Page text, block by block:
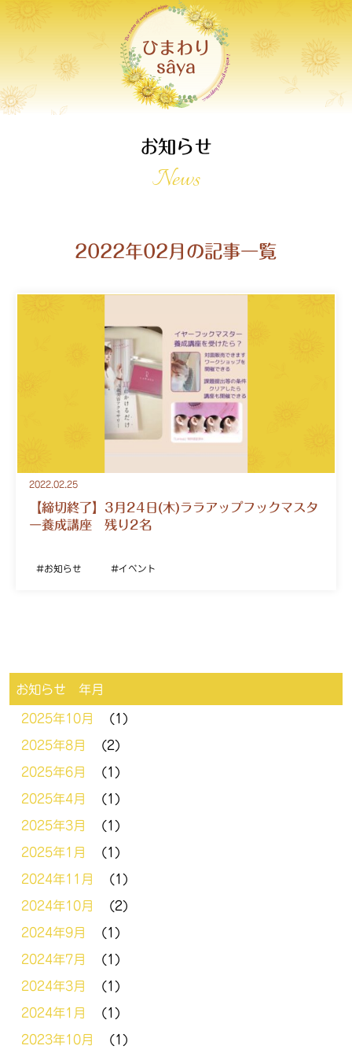
ひまわり
sâya
お知らせ
News
2022年02月の記事一覧
2022.02.25
【締切終了】3月24日(木)ララアップフックマスタ
ー養成講座 残り2名
お知らせ イベント
お知らせ 年月
2025年10月 (1)
2025年8月 (2)
2025年6月 (1)
2025年4月 (1)
2025年3月 (1)
2025年1月 (1)
2024年11月 (1)
2024年10月 (2)
2024年9月 (1)
2024年7月 (1)
2024年3月 (1)
2024年1月 (1)
2023年10月 (1)